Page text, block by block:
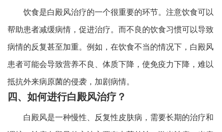
饮食是白殿风治疗的一个很重要的环节。注意饮食可以
帮助患者减缓病情，促进治疗。而不良的饮食习惯可以导致
病情的反复甚至加重。例如，在饮食不当的情况下，白殿风
患者可能会导致营养不良、体质下降，使免疫力下降，难以
抵抗外来病原菌的侵袭，加剧病情。
四、如何进行白殿风治疗？
白殿风是一种慢性、反复性皮肤病，需要长期的治疗和